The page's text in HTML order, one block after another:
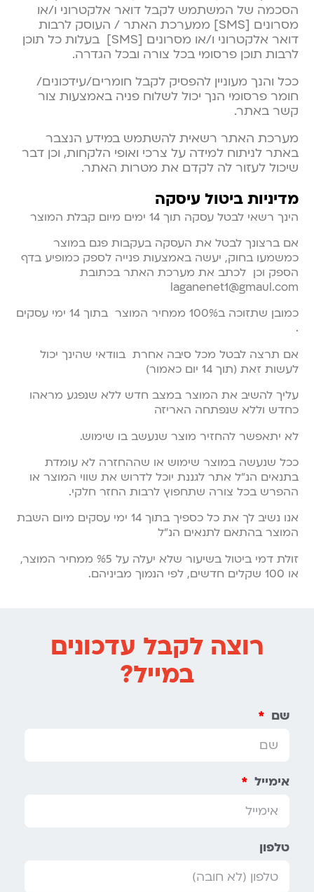
הסכמה של המשתמש לקבל דואר אלקטרוני ו/או
מסרונים [SMS] ממערכת האתר / העוסק לרבות
דואר אלקטרוני ו/או מסרונים [SMS] בעלות כל תוכן
לרבות תוכן פרסומי בכל צורה ובכל הגדרה.
ככל והנך מעוניין להפסיק לקבל חומרים/עידכונים/
חומר פרסומי הנך יכול לשלוח פניה באמצעות צור
קשר באתר.
מערכת האתר רשאית להשתמש במידע הנצבר
באתר לניתוח למידה על צרכי ואופי הלקחות, וכן דבר
שיכול לעזור לה לקדם את מטרות האתר.
מדיניות ביטול עיסקה
הינך רשאי לבטל עסקה תוך 14 ימים מיום קבלת המוצר
אם ברצונך לבטל את העסקה בעקבות פגם במוצר
כמשמעו בחוק, יעשה באמצעות פנייה לספק כמופיע בדף
הספק וכן לכתב את מערכת האתר בכתובת
laganenet1@gmaul.com
כמובן שתזוכה ב100% ממחיר המוצר בתוך 14 ימי עסקים
.
אם תרצה לבטל מכל סיבה אחרת בוודאי שהינך יכול
לעשות זאת (תוך 14 יום כאמור)
עליך להשיב את המוצר במצב חדש ללא שנפגע מראהו
כחדש וללא שנפתחה האריזה
לא יתאפשר להחזיר מוצר שנעשב בו שימוש.
ככל שנעשה במוצר שימוש או שההחזרה לא עומדת
בתנאים הנ”ל אתר לגננת יוכל לדרוש את שווי המוצר או
ההפרש בכל צורה שתחפוץ לרבות החזר חלקי.
אנו נשיב לך את כל כספיך בתוך 14 ימי עסקים מיום השבת
המוצר בהתאם לתנאים הנ”ל
זולת דמי ביטול בשיעור שלא יעלה על %5 ממחיר המוצר,
או 100 שקלים חדשים, לפי הנמוך מביניהם.
רוצה לקבל עדכונים
במייל?
שם
אימייל
טלפון